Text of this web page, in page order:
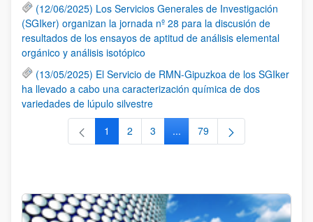
(12/06/2025) Los Servicios Generales de Investigación
(SGIker) organizan la jornada nº 28 para la discusión de
resultados de los ensayos de aptitud de análisis elemental
orgánico y análisis isotópico
(13/05/2025) El Servicio de RMN-Gipuzkoa de los SGIker
ha llevado a cabo una caracterización química de dos
variedades de lúpulo silvestre
Página
1 Página
2 Página
3 ...Páginas intermedias Use TAB
Página
79